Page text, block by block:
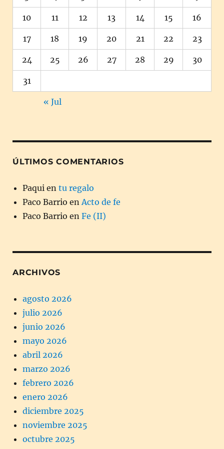
10 11 12 13 14 15 16
17 18 19 20 21 22 23
24 25 26 27 28 29 30
31
« Jul
ÚLTIMOS COMENTARIOS
Paqui en tu regalo
Paco Barrio en Acto de fe
Paco Barrio en Fe (II)
ARCHIVOS
agosto 2026
julio 2026
junio 2026
mayo 2026
abril 2026
marzo 2026
febrero 2026
enero 2026
diciembre 2025
noviembre 2025
octubre 2025